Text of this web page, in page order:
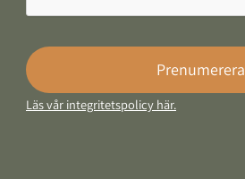
Prenumerera
Läs vår integritetspolicy här.